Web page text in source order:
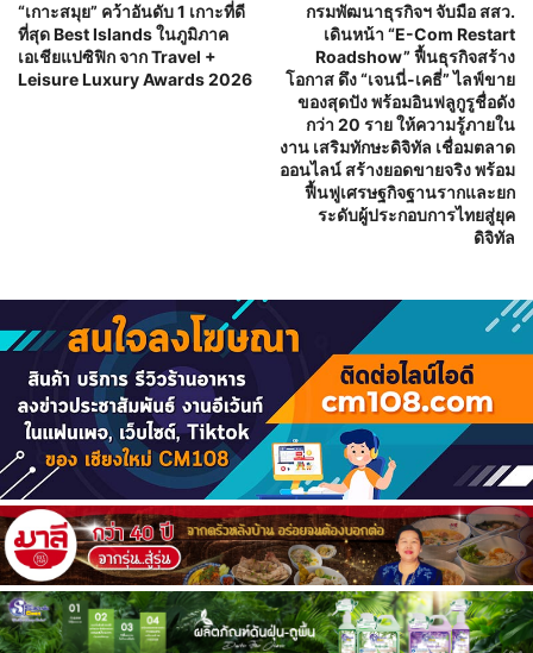
“เกาะสมุย” คว้าอันดับ 1 เกาะที่ดี
ที่สุด Best Islands ในภูมิภาค
เอเชียแปซิฟิก จาก Travel +
Leisure Luxury Awards 2026
กรมพัฒนาธุรกิจฯ จับมือ สสว.
เดินหน้า “E-Com Restart
Roadshow” ฟื้นธุรกิจสร้าง
โอกาส ดึง “เจนนี่-เคธี่” ไลฟ์ขาย
ของสุดปัง พร้อมอินฟลูกูรูชื่อดัง
กว่า 20 ราย ให้ความรู้ภายใน
งาน เสริมทักษะดิจิทัล เชื่อมตลาด
ออนไลน์ สร้างยอดขายจริง พร้อม
ฟื้นฟูเศรษฐกิจฐานรากและยก
ระดับผู้ประกอบการไทยสู่ยุค
ดิจิทัล